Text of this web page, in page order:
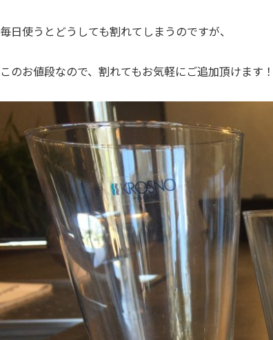
毎日使うとどうしても割れてしまうのですが、
このお値段なので、割れてもお気軽にご追加頂けます！